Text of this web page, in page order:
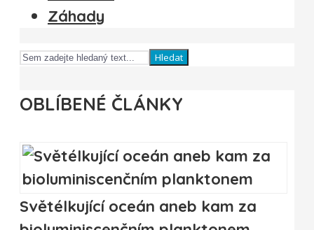
Záhady
Hledat
OBLÍBENÉ ČLÁNKY
Světélkující oceán aneb kam za